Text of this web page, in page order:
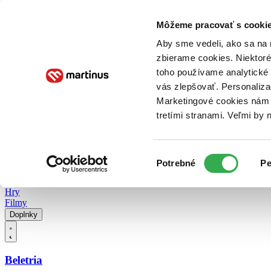
Môžeme pracovať s
Aby sme vedeli, ako sa
zbierame cookies.
toho používame
vás zlepšovať.
Marketingové cookies
tretími stranami. Veľmi by
súhlasu
Potrebné
Poukážky Kontakt
Hry
Filmy
Doplnky
Beletria